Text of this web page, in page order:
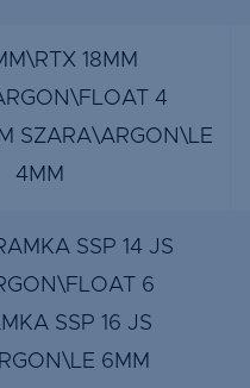
18MM
4
SZARA\ARGON\LE
4MM
SSP 14 JS
6
SSP 16 JS
6MM